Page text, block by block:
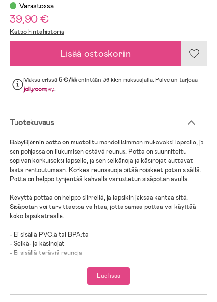
Varastossa
39,90 €
Katso hintahistoria
Lisää ostoskoriin
Maksa erissä5 €/kkenintään 36 kk:n maksuajalla. Palvelun tarjoaa
.
Tuotekuvaus
BabyBjörnin potta on muotoiltu mahdollisimman mukavaksi lapselle, ja
sen pohjassa on liukumisen estävä reunus. Potta on suunniteltu
sopivan korkuiseksi lapselle, ja sen selkänoja ja käsinojat auttavat
lasta rentoutumaan. Korkea reunasuoja pitää roiskeet potan sisällä.
Potta on helppo tyhjentää kahvalla varustetun sisäpotan avulla.
Kevyttä pottaa on helppo siirrellä, ja lapsikin jaksaa kantaa sitä.
Sisäpotan voi tarvittaessa vaihtaa, jotta samaa pottaa voi käyttää
koko lapsikatraalle.
- Ei sisällä PVC:ä tai BPA:ta
- Selkä- ja käsinojat
- Ei sisällä teräviä reunoja
Lue lisää